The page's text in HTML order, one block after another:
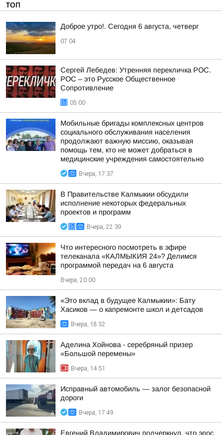
ТОП
Доброе утро!. Сегодня 6 августа, четверг
07:04
Сергей Лебедев: Утренняя перекличка РОС.
РОС – это Русское Общественное
Сопротивление
05:00
Мобильные бригады комплексных центров
социального обслуживания населения
продолжают важную миссию, оказывая
помощь тем, кто не может добраться в
медицинские учреждения самостоятельно
Вчера, 17:37
В Правительстве Калмыкии обсудили
исполнение некоторых федеральных
проектов и программ
Вчера, 22:39
Что интересного посмотреть в эфире
телеканала «КАЛМЫКИЯ 24»? Делимся
программой передач на 6 августа
Вчера, 20:00
«Это вклад в будущее Калмыкии»: Бату
Хасиков — о капремонте школ и детсадов
Вчера, 18:52
Аделина Хойнова - серебряный призер
«Большой перемены»
Вчера, 14:51
Исправный автомобиль — залог безопасной
дороги
Вчера, 17:49
Евгений Владимирович подчеркнул, что эпос